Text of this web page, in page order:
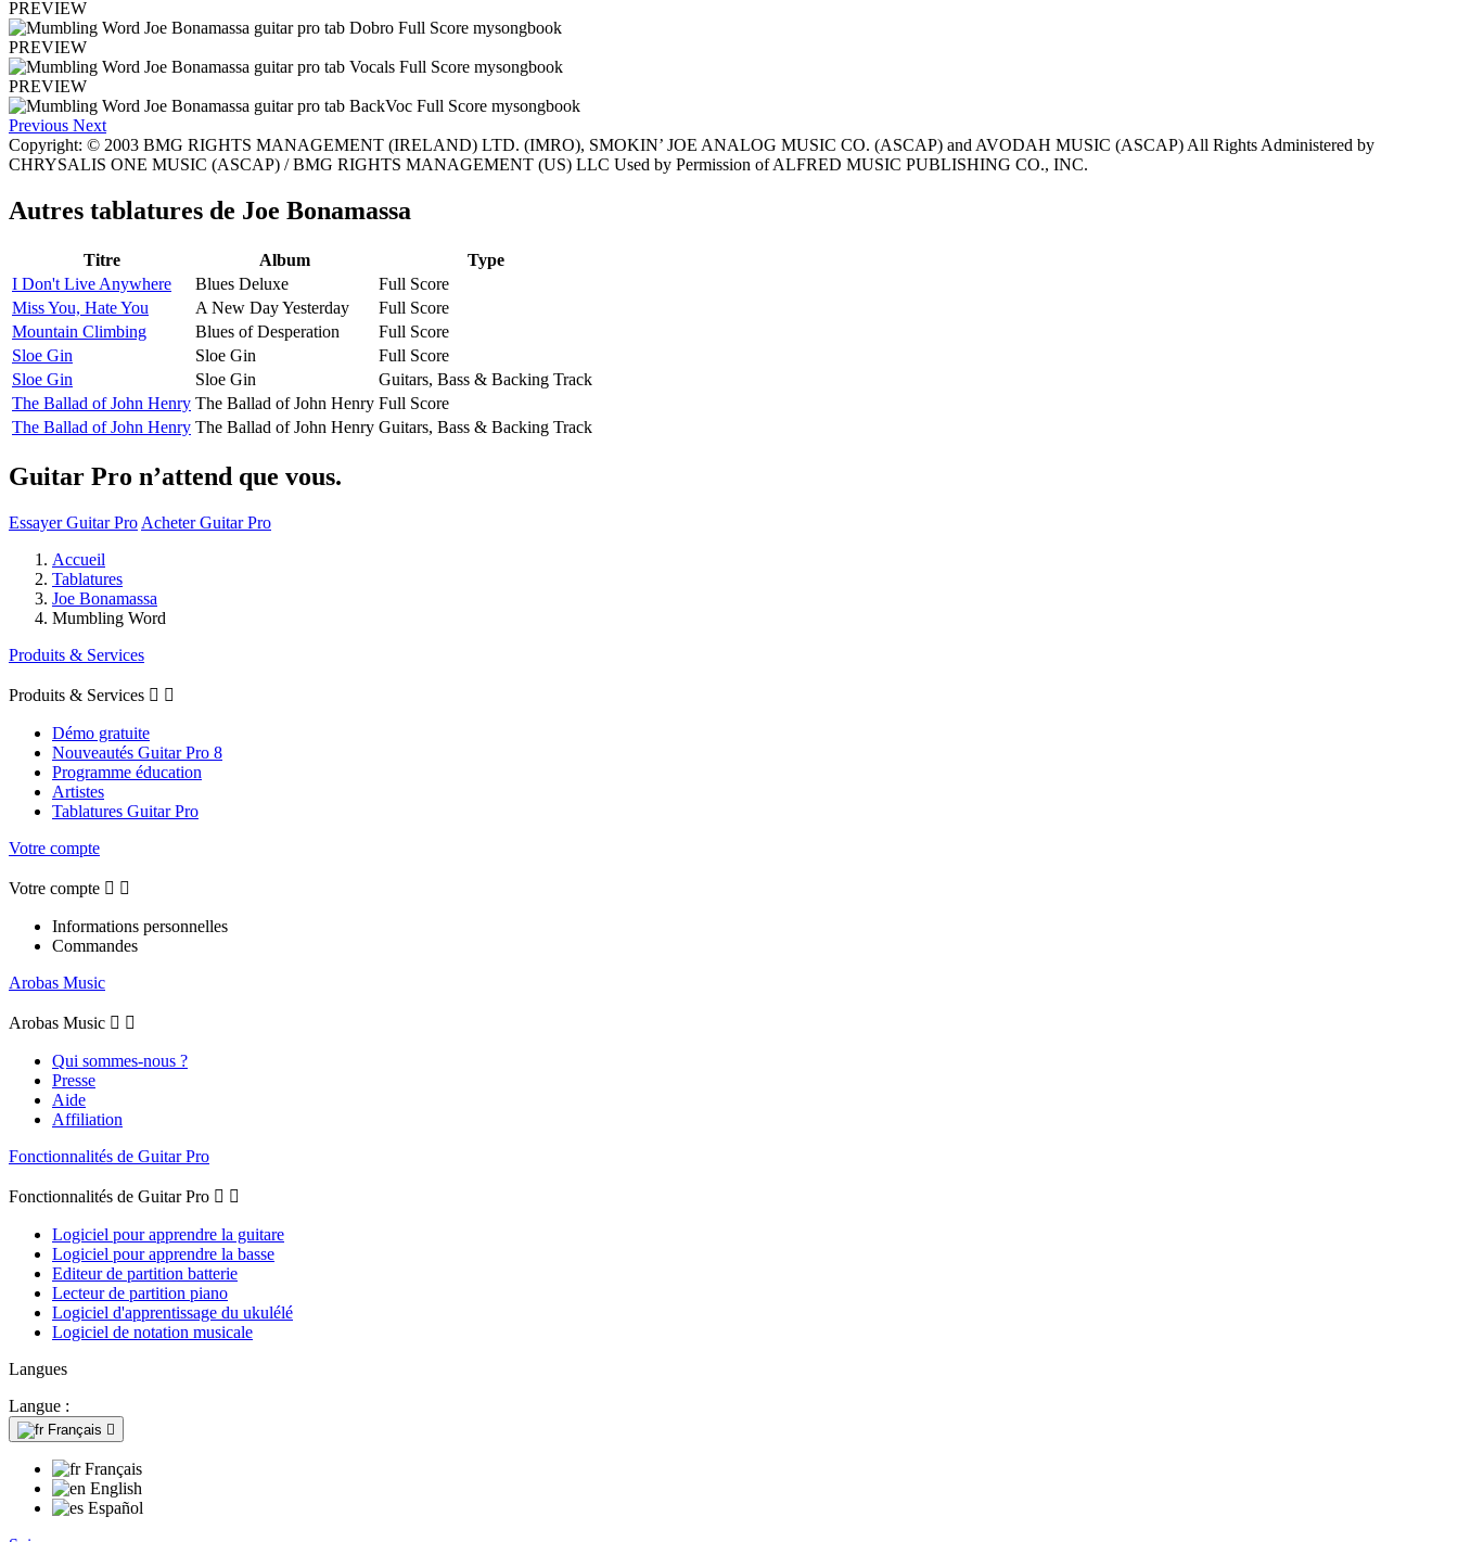
PREVIEW
PREVIEW
PREVIEW
Previous Next
Copyright: © 2003 BMG RIGHTS MANAGEMENT (IRELAND) LTD. (IMRO), SMOKIN’ JOE ANALOG MUSIC CO. (ASCAP) and AVODAH MUSIC (ASCAP) All Rights Administered by
CHRYSALIS ONE MUSIC (ASCAP) / BMG RIGHTS MANAGEMENT (US) LLC Used by Permission of ALFRED MUSIC PUBLISHING CO., INC.
Autres tablatures de Joe Bonamassa
Titre Album
Type
I Don't Live Anywhere
Blues Deluxe
Full Score
Miss You, Hate You
A New Day Yesterday
Full Score
Mountain Climbing
Blues of Desperation
Full Score
Sloe Gin
Sloe Gin
Full Score
Sloe Gin
Sloe Gin
Guitars, Bass & Backing Track
The Ballad of John Henry The Ballad of John Henry Full Score
The Ballad of John Henry The Ballad of John Henry Guitars, Bass & Backing Track
Guitar Pro n’attend que vous.
Essayer Guitar Pro Acheter Guitar Pro
Accueil
Tablatures
Joe Bonamassa
Mumbling Word
Produits & Services
Produits & Services  
Démo gratuite
Nouveautés Guitar Pro 8
Programme éducation
Artistes
Tablatures Guitar Pro
Votre compte
Votre compte  
Informations personnelles
Commandes
Arobas Music
Arobas Music  
Qui sommes-nous ?
Presse
Aide
Affiliation
Fonctionnalités de Guitar Pro
Fonctionnalités de Guitar Pro  
Logiciel pour apprendre la guitare
Logiciel pour apprendre la basse
Editeur de partition batterie
Lecteur de partition piano
Logiciel d'apprentissage du ukulélé
Logiciel de notation musicale
Langues
Langue :
Français 
Français
English
Español